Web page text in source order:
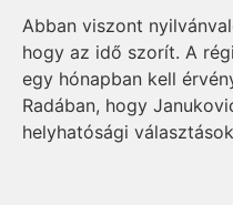
Abban viszont
hogy az idő szorít. A
egy hónapban kell
Radában, hogy
helyhatósági